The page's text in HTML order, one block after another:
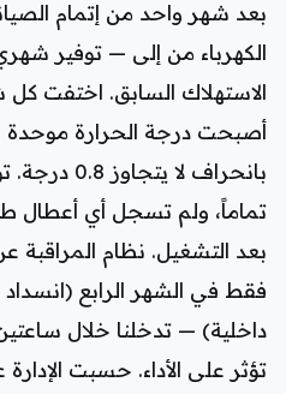
بعد شهر واحد من إتمام
الاستهلاك السابق. اختفت
أصبحت درجة الحرارة موحدة
بانحراف لا
بعد التشغيل. نظام المراقبة
فقط في الشهر الرابع
داخلية) — تدخلنا خلال
تؤثر على الأداء. حسبت الإدارة